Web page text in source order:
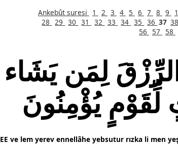
Ankebût suresi 1 2 3 4 5 6 7 8 9
28
29 30 31 32 33 34 35 36 37 38
56
57 58
لِمَن يَشَاء
لِّقَوْمٍ يُؤْمِنُونَ
EE ve lem yerev ennellâhe yebsutur rızka li men